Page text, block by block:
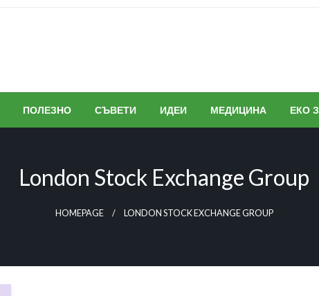
ПОЛЕЗНО СЪВЕТИ ИДЕИ МЕДИЦИНА ЕКО
London Stock Exchange Group
HOMEPAGE LONDON STOCK EXCHANGE GROUP